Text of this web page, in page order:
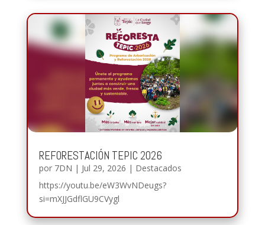
REFORESTACIÓN TEPIC 2026
por 7DN | Jul 29, 2026 | Destacados
https://youtu.be/eW3WvNDeugs?
si=mXJJGdflGU9CVygl